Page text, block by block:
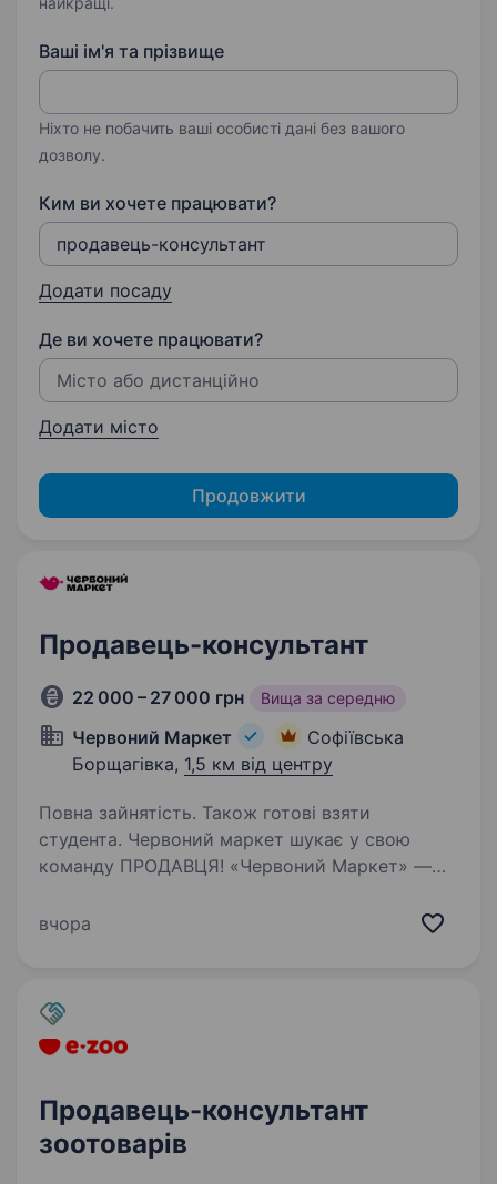
Ваші ім'я та прізвище
Ніхто не побачить ваші особисті дані без вашого
дозволу.
Ким ви хочете працювати?
Додати посаду
Де ви хочете працювати?
Додати місто
Продовжити
Продавець-консультант
22 000 – 27 000 грн Вища за середню
Червоний Маркет
Софіївська
Борщагівка, 1,5 км від центру
Повна зайнятість. Також готові взяти
студента. Червоний маркет шукає у свою
команду ПРОДАВЦЯ! «Червоний Маркет» —
і команда, де цінують простоту, чесність і
вчора
Продавець-консультант
зоотоварів